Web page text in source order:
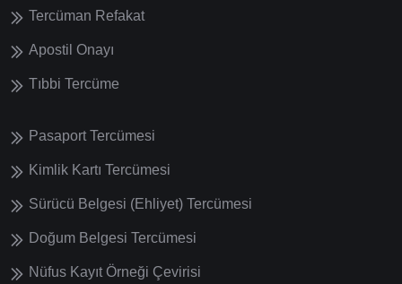
Tercüman Refakat
Apostil Onayı
Tıbbi Tercüme
Pasaport Tercümesi
Kimlik Kartı Tercümesi
Sürücü Belgesi (Ehliyet) Tercümesi
Doğum Belgesi Tercümesi
Nüfus Kayıt Örneği Çevirisi